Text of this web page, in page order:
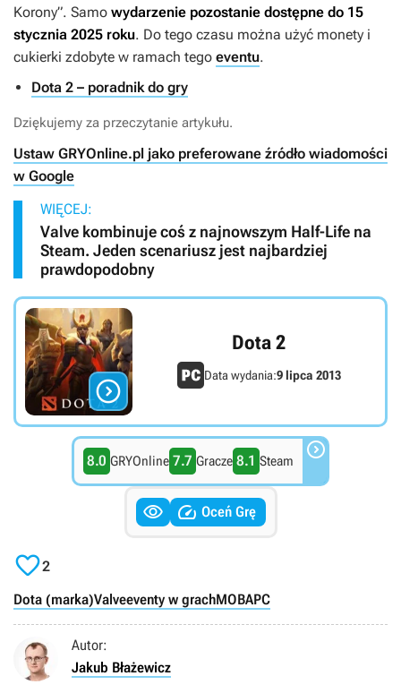
Korony”. Samo wydarzenie pozostanie dostępne do 15
stycznia 2025 roku. Do tego czasu można użyć monety i
cukierki zdobyte w ramach tego eventu.
Dota 2 – poradnik do gry
Dziękujemy za przeczytanie artykułu.
Ustaw GRYOnline.pl jako preferowane źródło wiadomości
w Google
WIĘCEJ:
Valve kombinuje coś z najnowszym Half-Life na
Steam. Jeden scenariusz jest najbardziej
prawdopodobny

Dota 2
Data wydania:9 lipca 2013
8.0 GRYOnline 7.7 Gracze 8.1 Steam 
  Oceń Grę
2
Dota (marka)Valveeventy w grachMOBAPC
Autor:
Jakub Błażewicz